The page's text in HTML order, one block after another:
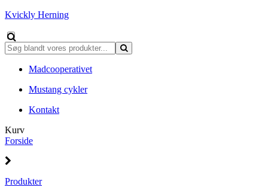
Kvickly Herning
Madcooperativet
Mustang cykler
Kontakt
Kurv
Forside
Produkter